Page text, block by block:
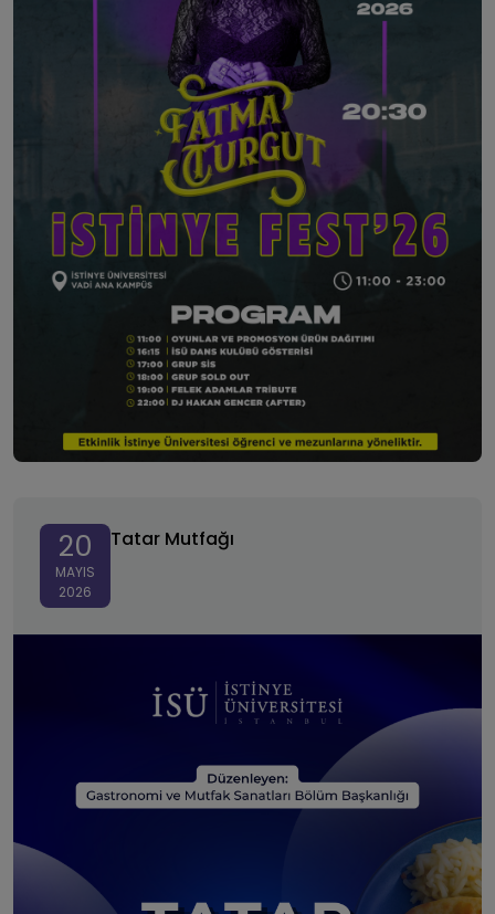
20
MAYIS
2026
Tatar Mutfağı